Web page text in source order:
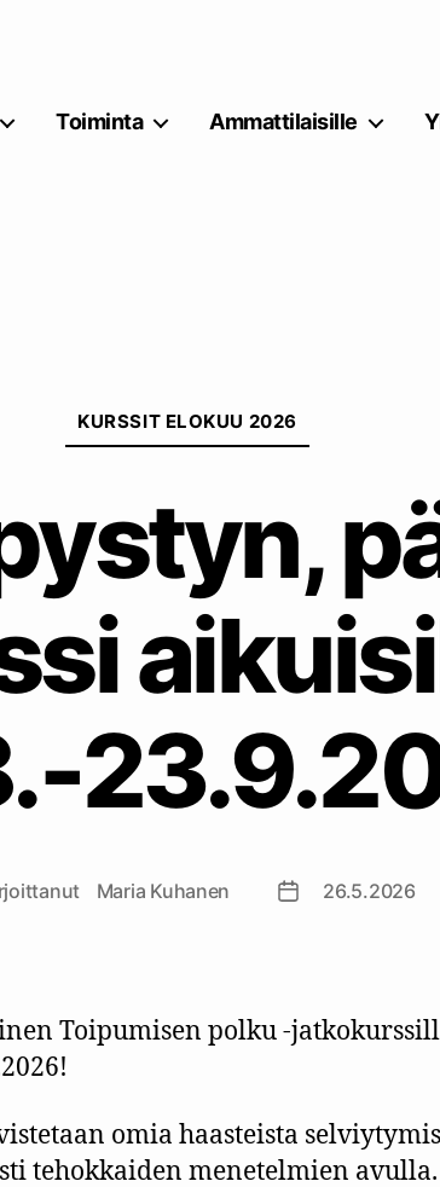
Toiminta Ammattilaisille
KURSSIT ELOKUU 2026
Maria Kuhanen 26.5.2026
Toipumisen polku -
omia haasteista
tehokkaiden menetelmien avulla.